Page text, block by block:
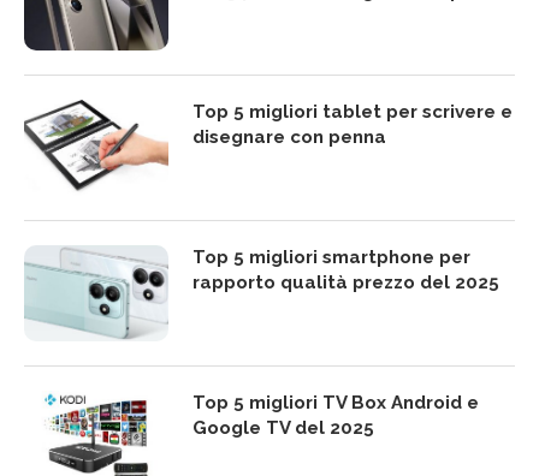
Top 5 migliori tablet per scrivere e
disegnare con penna
Top 5 migliori smartphone per
rapporto qualità prezzo del 2025
Top 5 migliori TV Box Android e
Google TV del 2025